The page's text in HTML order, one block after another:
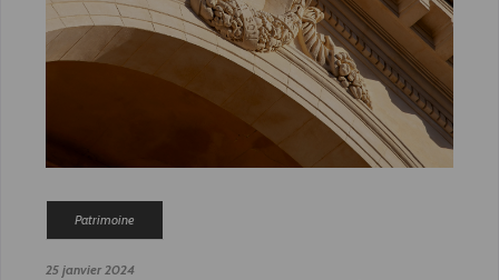
25 janvier 2024
Patrimoine